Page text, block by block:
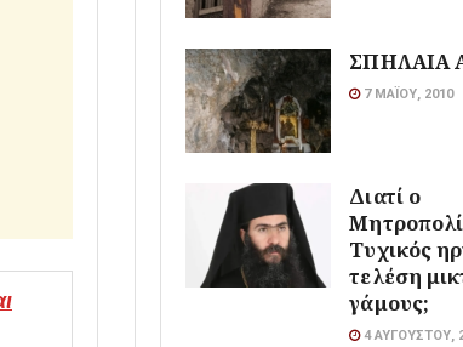
ΣΠΗΛΑΙΑ
7 ΜΑΪ́ΟΥ, 2010
Διατί ο
Τυχικός
τελέση
γάμους;
4 ΑΥΓΟΎΣΤΟΥ,